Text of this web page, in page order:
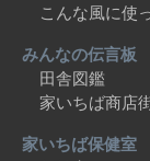
こんな風に使
みんなの伝言板
田舎図鑑
家いちば商店
家いちば保健室